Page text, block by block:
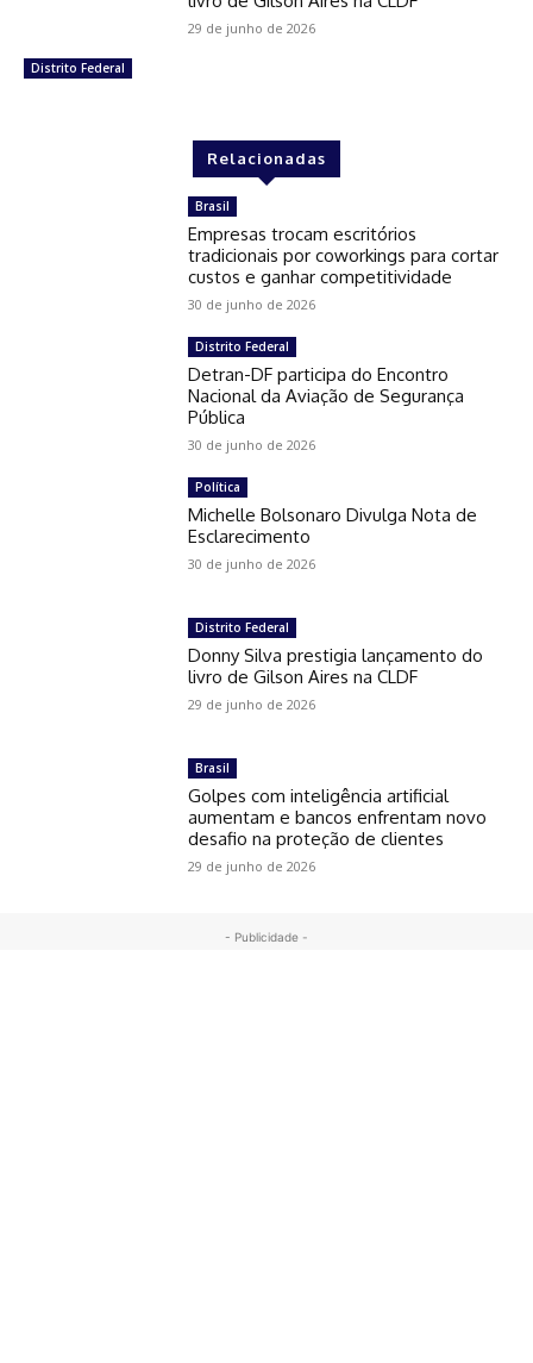
Distrito Federal
29 de junho de 2026
Relacionadas
Brasil
Empresas trocam escritórios
tradicionais por coworkings para cortar
custos e ganhar competitividade
30 de junho de 2026
Distrito Federal
Detran-DF participa do Encontro
Nacional da Aviação de Segurança
Pública
30 de junho de 2026
Política
Michelle Bolsonaro Divulga Nota de
Esclarecimento
30 de junho de 2026
Distrito Federal
Donny Silva prestigia lançamento do
livro de Gilson Aires na CLDF
29 de junho de 2026
Brasil
Golpes com inteligência artificial
aumentam e bancos enfrentam novo
desafio na proteção de clientes
29 de junho de 2026
- Publicidade -